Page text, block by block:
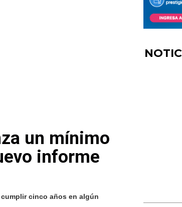
un mínimo
informe
cinco años en algún